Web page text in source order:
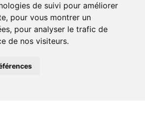
de suivi pour améliorer
pour vous montrer un
pour analyser le trafic de
de nos visiteurs.